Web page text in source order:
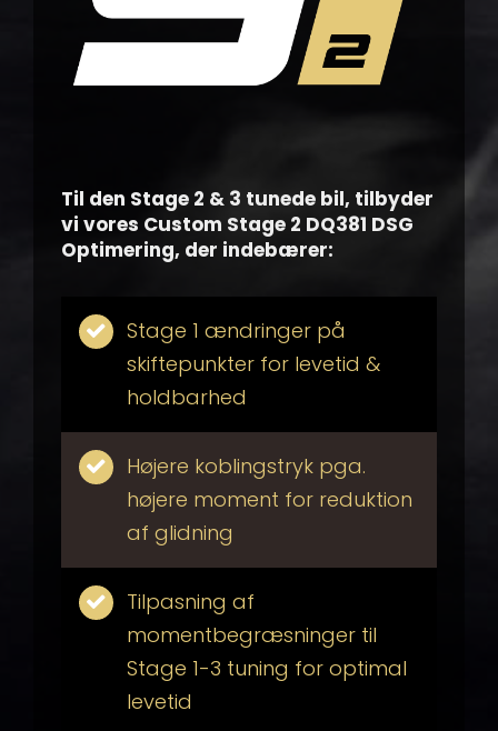
Til den Stage 2 & 3 tunede bil, tilbyder
vi vores Custom Stage 2 DQ381 DSG
Optimering, der indebærer:
Stage 1 ændringer på
skiftepunkter for levetid &
holdbarhed
Højere koblingstryk pga.
højere moment for reduktion
af glidning
Tilpasning af
momentbegræsninger til
Stage 1-3 tuning for optimal
levetid